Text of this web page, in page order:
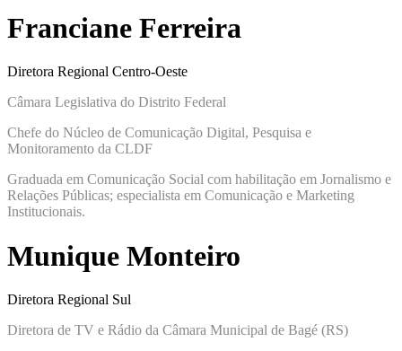
Franciane Ferreira
Diretora Regional Centro-Oeste
Câmara Legislativa do Distrito Federal
Chefe do Núcleo de Comunicação Digital, Pesquisa e
Monitoramento da CLDF
Graduada em Comunicação Social com habilitação em Jornalismo e
Relações Públicas; especialista em Comunicação e Marketing
Institucionais.
Munique Monteiro
Diretora Regional Sul
Diretora de TV e Rádio da Câmara Municipal de Bagé (RS)